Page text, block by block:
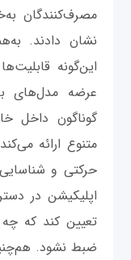
مصرف‌کنندگان
نشان دادند.
این‌گونه
عرضه مدل‌های
متنوع ارائه
حرکتی و
اپلیکیشن در
تعیین کند که
ضبط نشود.